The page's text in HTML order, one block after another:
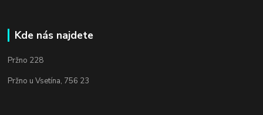
Kde nás najdete
Pržno 228
Pržno u Vsetína, 756 23